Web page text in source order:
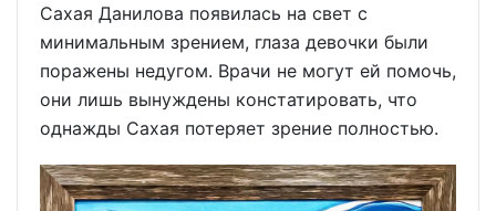
Сахая Данилова появилась на свет с
минимальным зрением, глаза девочки были
поражены недугом. Врачи не могут ей помочь,
они лишь вынуждены констатировать, что
однажды Сахая потеряет зрение полностью.